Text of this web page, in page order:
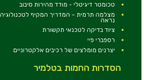
טכומטר דיגיטלי - מודד מהירות סיבוב
מצלמה תרמית – המדריך המקיף
נראה
ציוד בדיקה לטכנאי תקשורת
רספברי פיי
יצרנים מומלצים של רכיבים אלקטרוניים
הסדרות החמות בטלמיר